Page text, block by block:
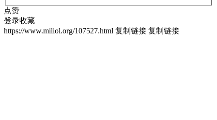
点赞
登录收藏
https://www.miliol.org/107527.html 复制链接 复制链接